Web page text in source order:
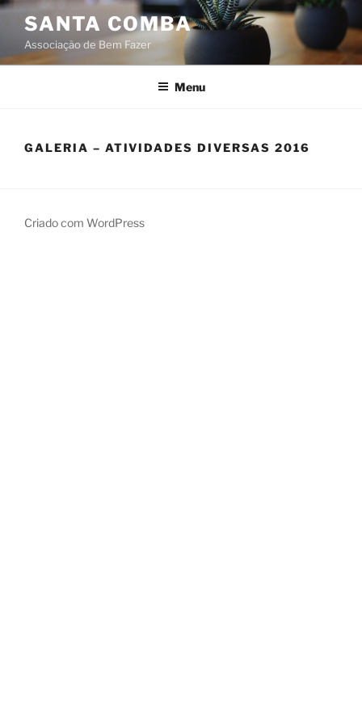
Saltar
conteúdo
SANTA COMBA
Associação de Bem Fazer
Menu
GALERIA – ATIVIDADES DIVERSAS 2016
Criado com WordPress